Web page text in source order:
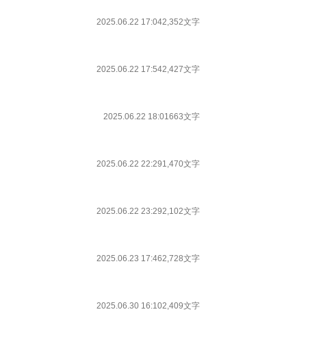
2025.06.22 17:042,352文字
2025.06.22 17:542,427文字
2025.06.22 18:01663文字
2025.06.22 22:291,470文字
2025.06.22 23:292,102文字
2025.06.23 17:462,728文字
2025.06.30 16:102,409文字